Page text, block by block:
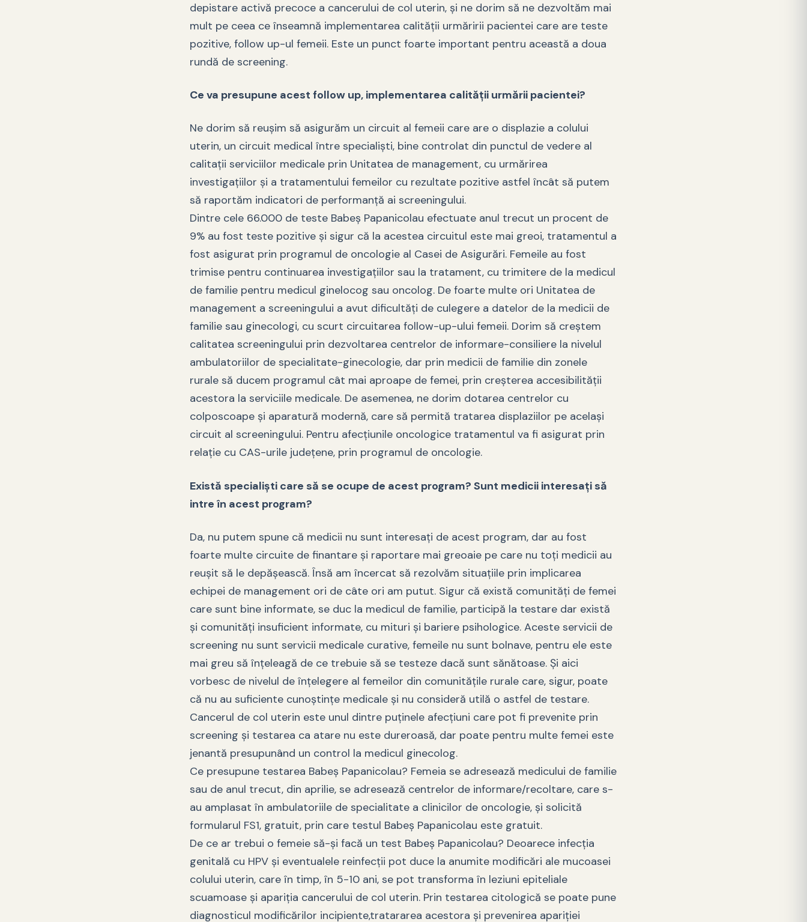
depistare activă precoce a cancerului de col uterin, și ne dorim să ne dezvoltăm mai
mult pe ceea ce înseamnă implementarea calității urmăririi pacientei care are teste
pozitive, follow up-ul femeii. Este un punct foarte important pentru această a doua
rundă de screening.
Ce va presupune acest follow up, implementarea calității urmării pacientei?
Ne dorim să reușim să asigurăm un circuit al femeii care are o displazie a colului
uterin, un circuit medical între specialiști, bine controlat din punctul de vedere al
calitaţii serviciilor medicale prin Unitatea de management, cu urmărirea
investigaţiilor şi a tratamentului femeilor cu rezultate pozitive astfel încât să putem
să raportăm indicatori de performanţă ai screeningului.
Dintre cele 66.000 de teste Babeș Papanicolau efectuate anul trecut un procent de
9% au fost teste pozitive și sigur că la acestea circuitul este mai greoi, tratamentul a
fost asigurat prin programul de oncologie al Casei de Asigurări. Femeile au fost
trimise pentru continuarea investigațiilor sau la tratament, cu trimitere de la medicul
de familie pentru medicul ginelocog sau oncolog. De foarte multe ori Unitatea de
management a screeningului a avut dificultăţi de culegere a datelor de la medicii de
familie sau ginecologi, cu scurt circuitarea follow-up-ului femeii. Dorim să creștem
calitatea screeningului prin dezvoltarea centrelor de informare-consiliere la nivelul
ambulatoriilor de specialitate-ginecologie, dar prin medicii de familie din zonele
rurale să ducem programul cât mai aproape de femei, prin creșterea accesibilității
acestora la serviciile medicale. De asemenea, ne dorim dotarea centrelor cu
colposcoape și aparatură modernă, care să permită tratarea displaziilor pe același
circuit al screeningului. Pentru afecțiunile oncologice tratamentul va fi asigurat prin
relație cu CAS-urile județene, prin programul de oncologie.
Există specialiști care să se ocupe de acest program? Sunt medicii interesați să
intre în acest program?
Da, nu putem spune că medicii nu sunt interesați de acest program, dar au fost
foarte multe circuite de finantare și raportare mai greoaie pe care nu toți medicii au
reușit să le depășească. Însă am încercat să rezolvăm situațiile prin implicarea
echipei de management ori de câte ori am putut. Sigur că există comunități de femei
care sunt bine informate, se duc la medicul de familie, participă la testare dar există
și comunități insuficient informate, cu mituri și bariere psihologice. Aceste servicii de
screening nu sunt servicii medicale curative, femeile nu sunt bolnave, pentru ele este
mai greu să înțeleagă de ce trebuie să se testeze dacă sunt sănătoase. Și aici
vorbesc de nivelul de înțelegere al femeilor din comunitățile rurale care, sigur, poate
că nu au suficiente cunoștințe medicale și nu consideră utilă o astfel de testare.
Cancerul de col uterin este unul dintre puținele afecțiuni care pot fi prevenite prin
screening și testarea ca atare nu este dureroasă, dar poate pentru multe femei este
jenantă presupunând un control la medicul ginecolog.
Ce presupune testarea Babeș Papanicolau? Femeia se adresează medicului de familie
sau de anul trecut, din aprilie, se adresează centrelor de informare/recoltare, care s-
au amplasat în ambulatoriile de specialitate a clinicilor de oncologie, și solicită
formularul FS1, gratuit, prin care testul Babeș Papanicolau este gratuit.
De ce ar trebui o femeie să-și facă un test Babeș Papanicolau? Deoarece infecția
genitală cu HPV și eventualele reinfecții pot duce la anumite modificări ale mucoasei
colului uterin, care în timp, în 5-10 ani, se pot transforma în leziuni epiteliale
scuamoase şi apariția cancerului de col uterin. Prin testarea citologică se poate pune
diagnosticul modificărilor incipiente,tratararea acestora şi prevenirea apariţiei